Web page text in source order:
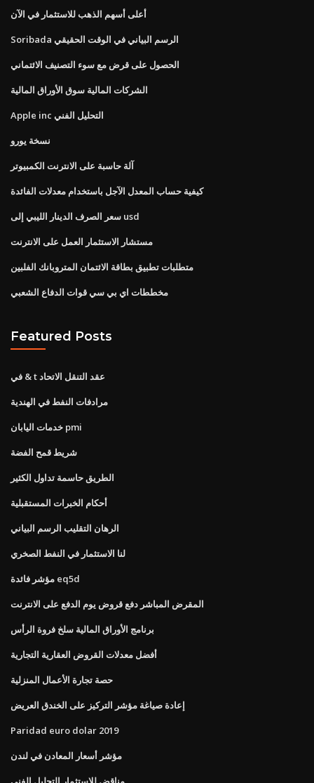
أعلى أسهم الذهب للاستثمار في الآن
Soribada الرسم البياني في الوقت الحقيقي
الحصول على قرض مع سوء التصنيف الائتماني
الشركات المالية سوق الأوراق المالية
Apple inc التحليل الفني
نسخة يورو
آلة حاسبة على الانترنت الكمبيوتر
كيفية حساب المعدل الآجل باستخدام معدلات الفائدة
سعر الصرف الدينار الليبي إلى usd
مستشار الاستثمار العمل على الانترنت
متطلبات تطبيق بطاقة الائتمان المتروبانك الفلبين
مخططات اي بي سي قوات الدفاع الشعبي
Featured Posts
في & t عقد التنقل الاتحاد
مرادفات النفط في الهندية
خدمات اليابان pmi
شريط قمح الفضة
الطريق حاسمة تداول الكثير
أحكام الخبرات المستقبلية
الرهان التقليب الرسم البياني
لنا الاستثمار في النفط الصخري
مؤشر فائدة eq5d
المقرض المباشر دفع قروض يوم الدفع على الانترنت
برنامج الأوراق المالية سلخ فروة الرأس
أفضل معدلات القروض العقارية التجارية
حصة تجارة الأعمال المنزلية
إعادة صياغة مؤشر التركيز على الخندق العريض
Paridad euro dolar 2019
مؤشر أسعار المعادن في لندن